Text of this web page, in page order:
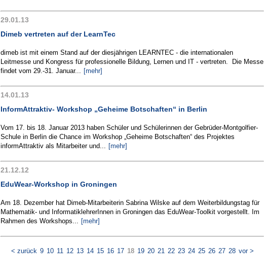
29.01.13
Dimeb vertreten auf der LearnTec
dimeb ist mit einem Stand auf der diesjährigen LEARNTEC - die internationalen
Leitmesse und Kongress für professionelle Bildung, Lernen und IT - vertreten. Die Messe
findet vom 29.-31. Januar... [mehr]
14.01.13
InformAttraktiv- Workshop „Geheime Botschaften“ in Berlin
Vom 17. bis 18. Januar 2013 haben Schüler und Schülerinnen der Gebrüder-Montgolfier-
Schule in Berlin die Chance im Workshop „Geheime Botschaften“ des Projektes
informAttraktiv als Mitarbeiter und... [mehr]
21.12.12
EduWear-Workshop in Groningen
Am 18. Dezember hat Dimeb-Mitarbeiterin Sabrina Wilske auf dem Weiterbildungstag für
Mathematik- und InformatiklehrerInnen in Groningen das EduWear-Toolkit vorgestellt. Im
Rahmen des Workshops... [mehr]
< zurück 9 10 11 12 13 14 15 16 17 18 19 20 21 22 23 24 25 26 27 28 vor >